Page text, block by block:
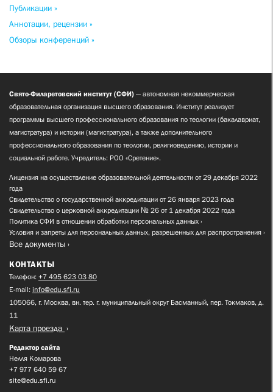
Публикации »
Аннотации, рецензии »
Обзоры конференций »
Свято-Филаретовский институт (СФИ) — автономная некоммерческая
образовательная организация высшего образования. Институт реализует
программы высшего профессионального образования по теологии (бакалавриат,
магистратура) и истории (магистратура), а также дополнительного
профессионального образования по теологии, религиоведению, истории и
социальной работе. Учредитель: РОО «Сретение».
Лицензия на осуществление образовательной деятельности от 29 декабря 2022
года
Свидетельство о государственной аккредитации от 26 января 2023 года
Свидетельство о церковной аккредитации № 26 от 1 декабря 2022 года
Политика СФИ в отношении обработки персональных данных
Условия и запреты для персональных данных, разрешенных для распространения
Все документы
КОНТАКТЫ
Телефон: +7 495 623 03 80
E-mail: info@edu.sfi.ru
105066, г. Москва, вн. тер. г. муниципальный округ Басманный, пер. Токмаков, д.
11
Карта проезда
Редактор сайта
Нелля Комарова
+7 977 640 59 67
site@edu.sfi.ru